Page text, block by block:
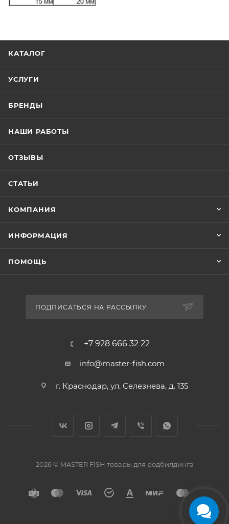
КАТАЛОГ
УСЛУГИ
БРЕНДЫ
НАШИ РАБОТЫ
ОТЗЫВЫ
СТАТЬИ
КОМПАНИЯ
ИНФОРМАЦИЯ
ПОМОЩЬ
ПОДПИСАТЬСЯ НА РАССЫЛКУ
+7 928 666 32 22
info@master-fish.com
г. Краснодар, ул. Селезнева, д. 135
2026 © MASTER FISH товары для родбилдинга